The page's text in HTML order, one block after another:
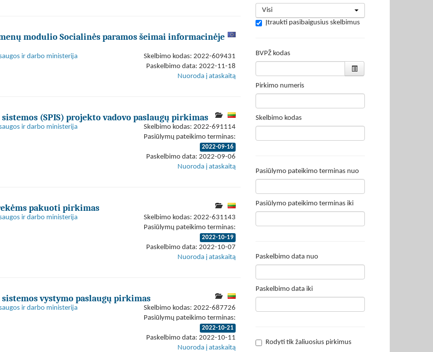
modulio Socialinės paramos šeimai informacinėje
ir darbo ministerija
Skelbimo kodas: 2022-609431
Paskelbimo data: 2022-11-18
Nuoroda į ataskaitą
(SPIS) projekto vadovo paslaugų pirkimas
ir darbo ministerija
Skelbimo kodas: 2022-691114
Pasiūlymų pateikimo terminas:
2022-09-16
Paskelbimo data: 2022-09-06
Nuoroda į ataskaitą
pakuoti pirkimas
ir darbo ministerija
Skelbimo kodas: 2022-631143
Pasiūlymų pateikimo terminas:
2022-10-19
Paskelbimo data: 2022-10-07
Nuoroda į ataskaitą
vystymo paslaugų pirkimas
ir darbo ministerija
Skelbimo kodas: 2022-687726
Pasiūlymų pateikimo terminas:
2022-10-21
Paskelbimo data: 2022-10-11
Nuoroda į ataskaitą
Visi
Įtraukti pasibaigusius skelbimus
BVPŽ kodas
Pirkimo numeris
Skelbimo kodas
Pasiūlymo pateikimo terminas nuo
Pasiūlymo pateikimo terminas iki
Paskelbimo data nuo
Paskelbimo data iki
Rodyti tik žaliuosius pirkimus